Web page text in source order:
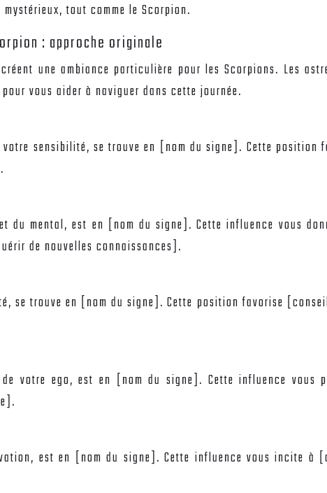
tout comme le Scorpion.
: approche originale
une ambiance particulière pour les Scorpions. Les
vous aider à naviguer dans cette journée.
votre sensibilité, se trouve en [nom du signe]. Cette
du mental, est en [nom du signe]. Cette influence vous
de nouvelles connaissances].
se trouve en [nom du signe]. Cette position favorise
votre ego, est en [nom du signe]. Cette influence
est en [nom du signe]. Cette influence vous incite